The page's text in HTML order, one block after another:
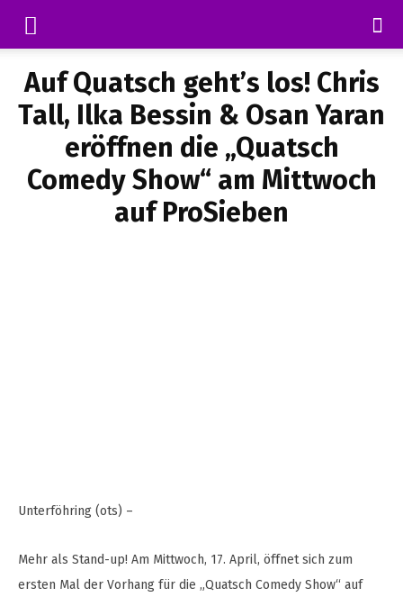
Auf Quatsch geht’s los! Chris
Tall, Ilka Bessin & Osan Yaran
eröffnen die „Quatsch
Comedy Show“ am Mittwoch
auf ProSieben
Unterföhring (ots) –
Mehr als Stand-up! Am Mittwoch, 17. April, öffnet sich zum
ersten Mal der Vorhang für die „Quatsch Comedy Show“ auf